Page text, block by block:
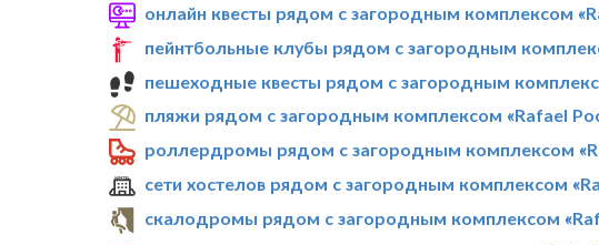
онлайн квесты рядом с загородным комплексом
пейнтбольные клубы рядом с загородным
пешеходные квесты рядом с загородным
пляжи рядом с загородным комплексом «Rafael
роллердромы рядом с загородным комплексом
сети хостелов рядом с загородным комплексом
скалодромы рядом с загородным комплексом